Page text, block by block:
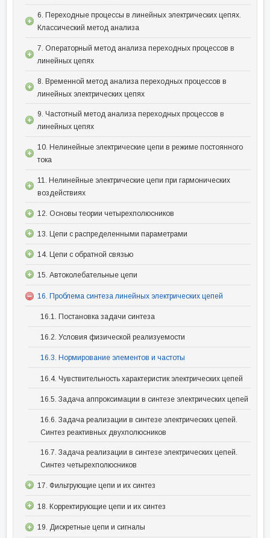
6. Переходные процессы в линейных электрических цепях.
Классический метод анализа
7. Операторный метод анализа переходных процессов в
линейных цепях
8. Временной метод анализа переходных процессов в
линейных электрических цепях
9. Частотный метод анализа переходных процессов в
линейных цепях
10. Нелинейные электрические цепи в режиме постоянного
тока
11. Нелинейные электрические цепи при гармонических
воздействиях
12. Основы теории четырехполюсников
13. Цепи с распределенными параметрами
14. Цепи с обратной связью
15. Автоколебательные цепи
16. Проблема синтеза линейных электрических цепей
16.1. Постановка задачи синтеза
16.2. Условия физической реализуемости
16.3. Нормирование элементов и частоты
16.4. Чувствительность характеристик электрических цепей
16.5. Задача аппроксимации в синтезе электрических цепей
16.6. Задача реализации в синтезе электрических цепей.
Синтез реактивных двухполюсников
16.7. Задача реализации в синтезе электрических цепей.
Синтез четырехполюсников
17. Фильтрующие цепи и их синтез
18. Корректирующие цепи и их синтез
19. Дискретные цепи и сигналы